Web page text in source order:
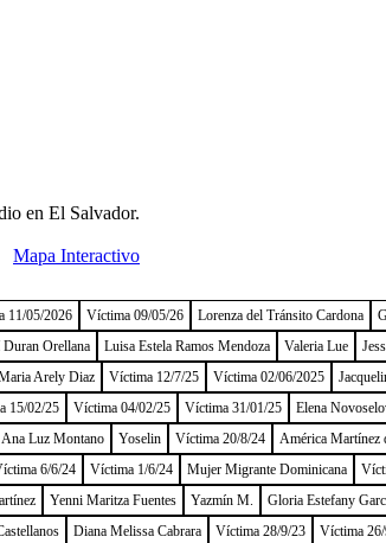
en El Salvador.
Mapa Interactivo
11/05/2026 Víctima 09/05/26 Lorenza del Tránsito Cardona
Orellana Luisa Estela Ramos Mendoza Valeria Lue
Arely Diaz Víctima 12/7/25 Víctima 02/06/2025
15/02/25 Víctima 04/02/25 Víctima 31/01/25 Elena
Ana Luz Montano Yoselin Víctima 20/8/24 América Martínez
6/6/24 Víctima 1/6/24 Mujer Migrante Dominicana
Yenni Maritza Fuentes Yazmín M. Gloria Estefany
Diana Melissa Cabrara Víctima 28/9/23 Víctima